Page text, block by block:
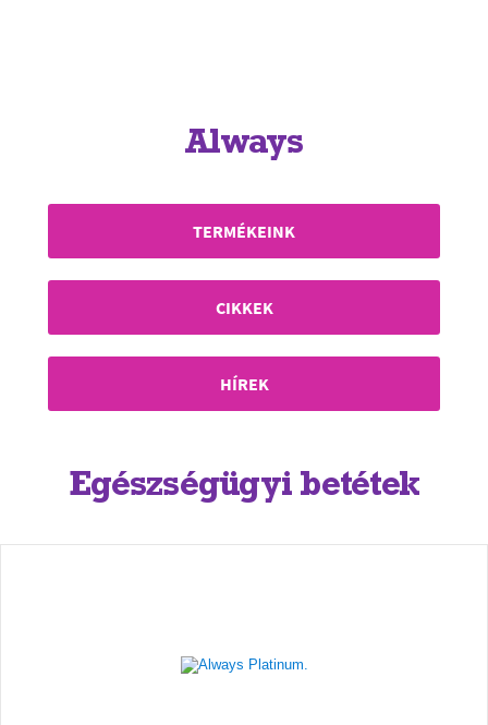
Always
TERMÉKEINK
CIKKEK
HÍREK
Egészségügyi betétek